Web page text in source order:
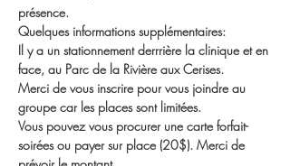
présence.
Quelques informations supplémentaires:
Il y a un stationnement derrrière la clinique et en
face, au Parc de la Rivière aux Cerises.
Merci de vous inscrire pour vous joindre au
groupe car les places sont limitées.
Vous pouvez vous procurer une carte forfait-
soirées ou payer sur place (20$). Merci de